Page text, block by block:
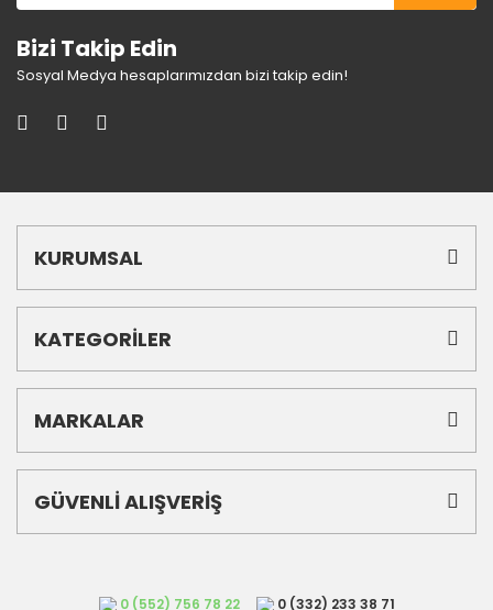
Bizi Takip Edin
Sosyal Medya hesaplarımızdan bizi takip edin!
KURUMSAL
KATEGORİLER
MARKALAR
GÜVENLİ ALIŞVERİŞ
0 (552) 756 78 22 0 (332) 233 38 71